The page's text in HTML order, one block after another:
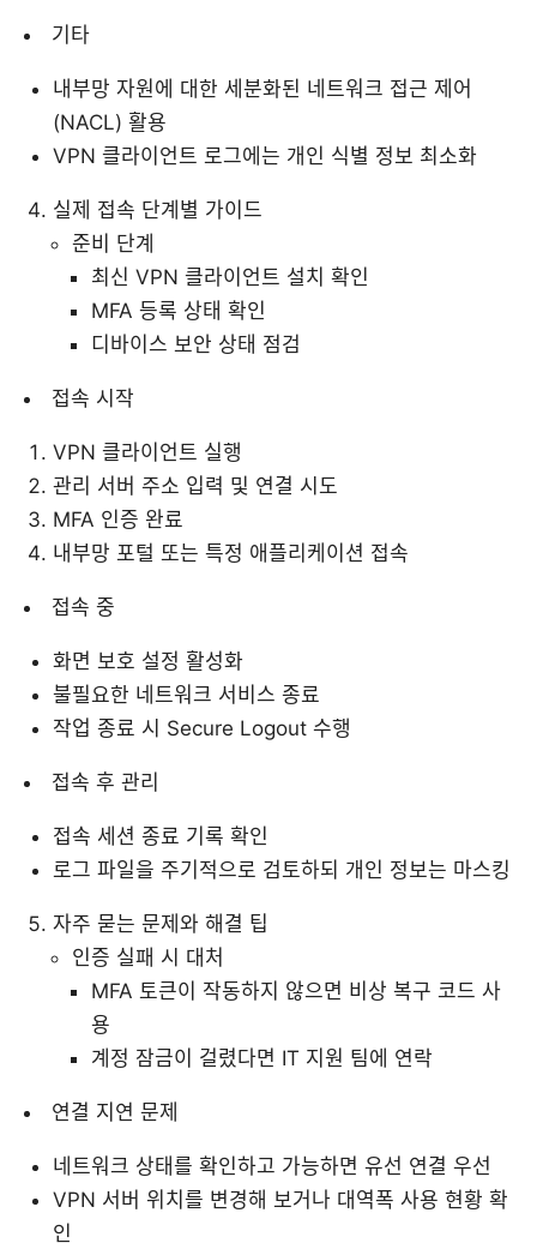
기타
내부망 자원에 대한 세분화된 네트워크 접근 제어
(NACL) 활용
VPN 클라이언트 로그에는 개인 식별 정보 최소화
실제 접속 단계별 가이드
준비 단계
최신 VPN 클라이언트 설치 확인
MFA 등록 상태 확인
디바이스 보안 상태 점검
접속 시작
VPN 클라이언트 실행
관리 서버 주소 입력 및 연결 시도
MFA 인증 완료
내부망 포털 또는 특정 애플리케이션 접속
접속 중
화면 보호 설정 활성화
불필요한 네트워크 서비스 종료
작업 종료 시 Secure Logout 수행
접속 후 관리
접속 세션 종료 기록 확인
로그 파일을 주기적으로 검토하되 개인 정보는 마스킹
자주 묻는 문제와 해결 팁
인증 실패 시 대처
MFA 토큰이 작동하지 않으면 비상 복구 코드 사
용
계정 잠금이 걸렸다면 IT 지원 팀에 연락
연결 지연 문제
네트워크 상태를 확인하고 가능하면 유선 연결 우선
VPN 서버 위치를 변경해 보거나 대역폭 사용 현황 확
인